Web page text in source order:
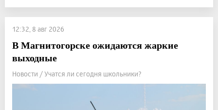
12:32, 8 авг 2026
В Магнитогорске ожидаются жаркие
выходные
Новости / Учатся ли сегодня школьники?